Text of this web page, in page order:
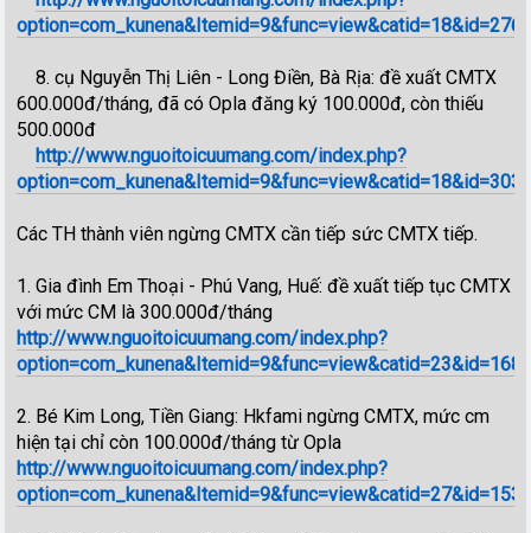
8. cụ Nguyễn Thị Liên - Long Điền, Bà Rịa: đề xuất CMTX
600.000đ/tháng, đã có Opla đăng ký 100.000đ, còn thiếu
500.000đ
http://www.nguoitoicuumang.com/index.php?
Các TH thành viên ngừng CMTX cần tiếp sức CMTX tiếp.
1. Gia đình Em Thoại - Phú Vang, Huế: đề xuất tiếp tục CMTX
với mức CM là 300.000đ/tháng
http://www.nguoitoicuumang.com/index.php?
2. Bé Kim Long, Tiền Giang: Hkfami ngừng CMTX, mức cm
hiện tại chỉ còn 100.000đ/tháng từ Opla
http://www.nguoitoicuumang.com/index.php?